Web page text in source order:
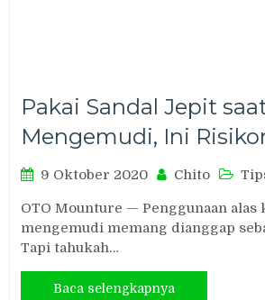
Pakai Sandal Jepit
Mengemudi, Ini
9 Oktober 2020 Chito
OTO Mounture — Penggunaan
mengemudi memang dianggap
Tapi tahukah…
Baca selengkapnya